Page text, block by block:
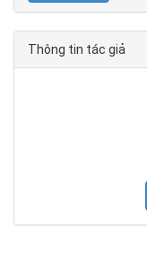
Thông tin tác giả